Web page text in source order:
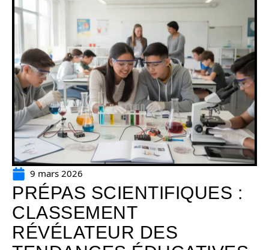
9 mars 2026
PRÉPAS SCIENTIFIQUES :
CLASSEMENT
RÉVÉLATEUR DES